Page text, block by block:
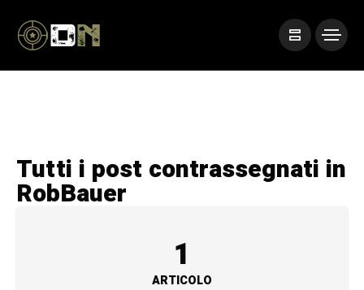
Tutti i post contrassegnati in
RobBauer
1
ARTICOLO